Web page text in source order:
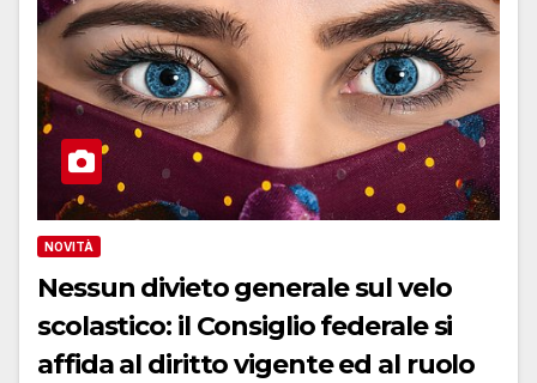
NOVITÀ
Nessun divieto generale sul velo
scolastico: il Consiglio federale si
affida al diritto vigente ed al ruolo